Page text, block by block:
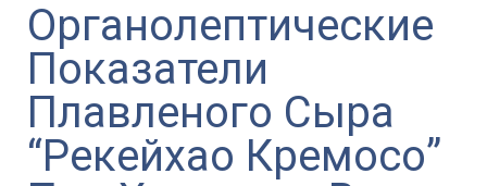
Органолептические
Показатели
Плавленого Сыра
“Рекейхао Кремосо”